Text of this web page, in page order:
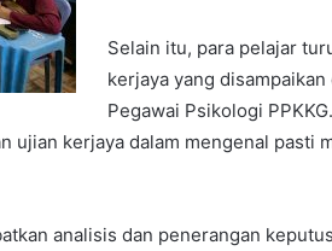
Selain itu, para pelajar
kerjaya yang
Pegawai Psikologi
ujian kerjaya dalam mengenal pasti
analisis dan penerangan